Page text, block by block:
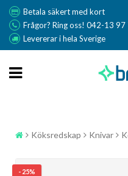
Betala säkert med kort
Frågor? Ring oss! 042-13
Levererar i hela Sverige
Köksredskap Knivar
- 25%